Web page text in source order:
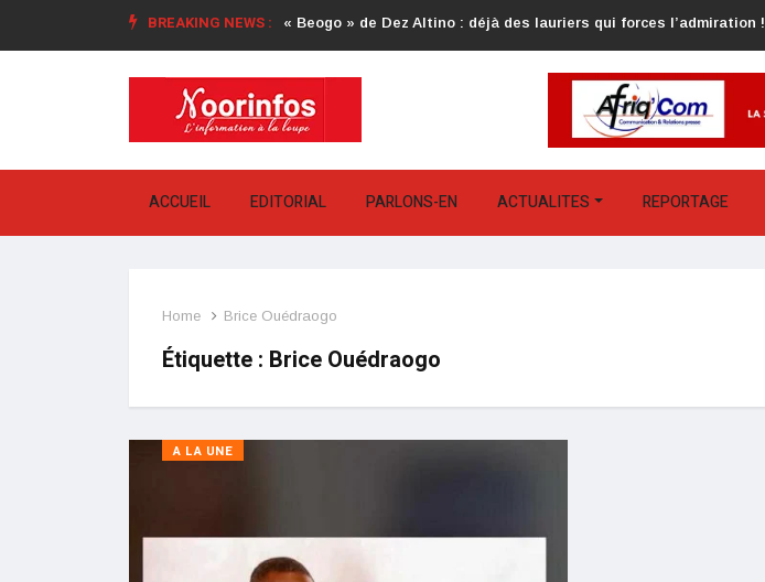
BREAKING NEWS : « Beogo » de Dez Altino : déjà des lauriers qui forces l’admiration !
ACCUEIL EDITORIAL PARLONS-EN ACTUALITES REPORTAGE
Home Brice Ouédraogo
Étiquette : Brice Ouédraogo
A LA UNE